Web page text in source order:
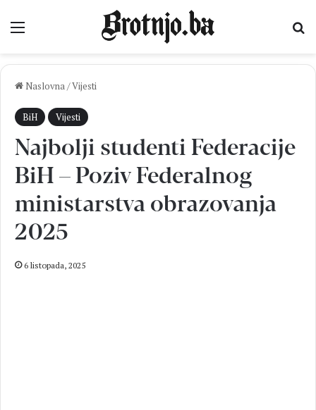
Izbornik
Naslovna/Vijesti
BiH Vijesti
Najbolji studenti Federacije
BiH – Poziv Federalnog
ministarstva obrazovanja
2025
6 listopada, 2025